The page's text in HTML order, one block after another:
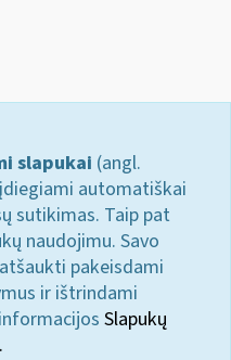
slapukai (angl.
automatiškai
sutikimas. Taip pat
naudojimu. Savo
pakeisdami
ir ištrindami
Slapukų